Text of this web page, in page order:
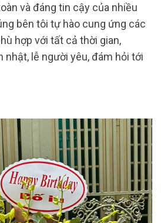
và đáng tin cậy của nhiều
bên tôi tự hào cung ứng các
hợp với tất cả thời gian,
lễ người yêu, đám hỏi tới